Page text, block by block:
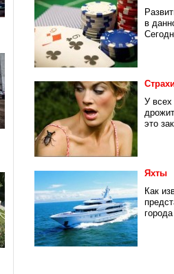
в
У всех
это
Яхты
Как